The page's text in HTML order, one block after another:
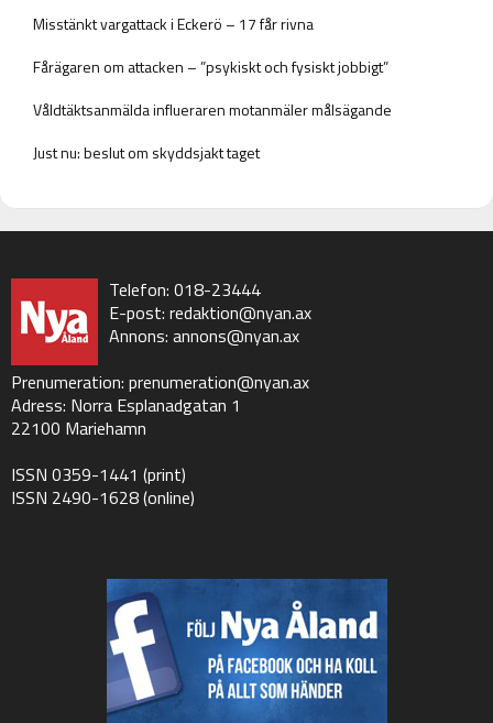
Misstänkt vargattack i Eckerö – 17 får rivna
Fårägaren om attacken – ”psykiskt och fysiskt jobbigt”
Våldtäktsanmälda influeraren motanmäler målsägande
Just nu: beslut om skyddsjakt taget
Telefon: 018-23444
E-post: redaktion@nyan.ax
Annons: annons@nyan.ax
Prenumeration: prenumeration@nyan.ax
Adress: Norra Esplanadgatan 1
22100 Mariehamn
ISSN 0359-1441 (print)
ISSN 2490-1628 (online)